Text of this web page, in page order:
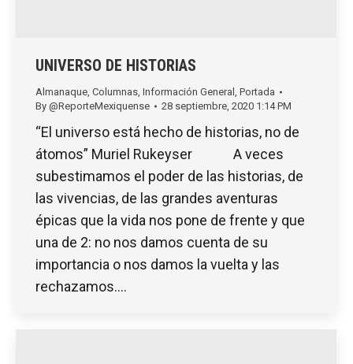
UNIVERSO DE HISTORIAS
Almanaque Columnas Información General Portada
By @ReporteMexiquense 28 septiembre, 2020 1:14 PM
“El universo está hecho de historias, no de
átomos” Muriel Rukeyser A veces
subestimamos el poder de las historias, de
las vivencias, de las grandes aventuras
épicas que la vida nos pone de frente y que
una de 2: no nos damos cuenta de su
importancia o nos damos la vuelta y las
rechazamos.…